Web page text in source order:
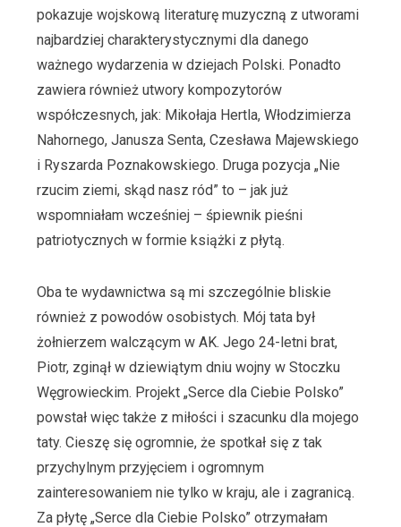
pokazuje wojskową literaturę muzyczną z utworami
najbardziej charakterystycznymi dla danego
ważnego wydarzenia w dziejach Polski. Ponadto
zawiera również utwory kompozytorów
współczesnych, jak: Mikołaja Hertla, Włodzimierza
Nahornego, Janusza Senta, Czesława Majewskiego
i Ryszarda Poznakowskiego. Druga pozycja „Nie
rzucim ziemi, skąd nasz ród” to – jak już
wspomniałam wcześniej – śpiewnik pieśni
patriotycznych w formie książki z płytą.
Oba te wydawnictwa są mi szczególnie bliskie
również z powodów osobistych. Mój tata był
żołnierzem walczącym w AK. Jego 24-letni brat,
Piotr, zginął w dziewiątym dniu wojny w Stoczku
Węgrowieckim. Projekt „Serce dla Ciebie Polsko”
powstał więc także z miłości i szacunku dla mojego
taty. Cieszę się ogromnie, że spotkał się z tak
przychylnym przyjęciem i ogromnym
zainteresowaniem nie tylko w kraju, ale i zagranicą.
Za płytę „Serce dla Ciebie Polsko” otrzymałam